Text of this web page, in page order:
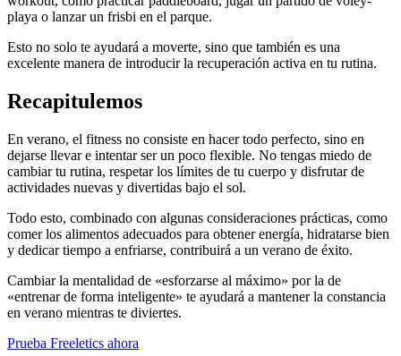
playa o lanzar un frisbi en el parque.
Esto no solo te ayudará a moverte, sino que también es una
excelente manera de introducir la recuperación activa en tu rutina.
Recapitulemos
En verano, el fitness no consiste en hacer todo perfecto, sino en
dejarse llevar e intentar ser un poco flexible. No tengas miedo de
cambiar tu rutina, respetar los límites de tu cuerpo y disfrutar de
actividades nuevas y divertidas bajo el sol.
Todo esto, combinado con algunas consideraciones prácticas, como
comer los alimentos adecuados para obtener energía, hidratarse bien
y dedicar tiempo a enfriarse, contribuirá a un verano de éxito.
Cambiar la mentalidad de «esforzarse al máximo» por la de
«entrenar de forma inteligente» te ayudará a mantener la constancia
en verano mientras te diviertes.
Prueba Freeletics ahora